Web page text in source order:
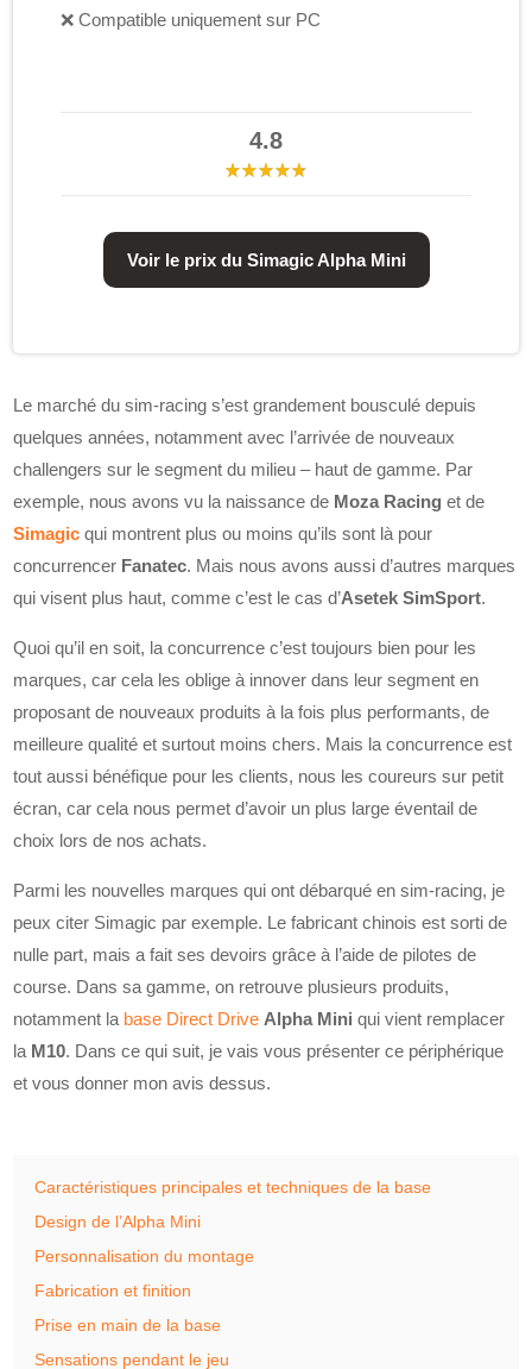
❌ Compatible uniquement sur PC
4.8
Voir le prix du Simagic Alpha Mini
Le marché du sim-racing s’est grandement bousculé depuis
quelques années, notamment avec l’arrivée de nouveaux
challengers sur le segment du milieu – haut de gamme. Par
exemple, nous avons vu la naissance de Moza Racing et de
Simagic qui montrent plus ou moins qu’ils sont là pour
concurrencer Fanatec. Mais nous avons aussi d’autres marques
qui visent plus haut, comme c’est le cas d’Asetek SimSport.
Quoi qu’il en soit, la concurrence c’est toujours bien pour les
marques, car cela les oblige à innover dans leur segment en
proposant de nouveaux produits à la fois plus performants, de
meilleure qualité et surtout moins chers. Mais la concurrence est
tout aussi bénéfique pour les clients, nous les coureurs sur petit
écran, car cela nous permet d’avoir un plus large éventail de
choix lors de nos achats.
Parmi les nouvelles marques qui ont débarqué en sim-racing, je
peux citer Simagic par exemple. Le fabricant chinois est sorti de
nulle part, mais a fait ses devoirs grâce à l’aide de pilotes de
course. Dans sa gamme, on retrouve plusieurs produits,
notamment la base Direct Drive Alpha Mini qui vient remplacer
la M10. Dans ce qui suit, je vais vous présenter ce périphérique
et vous donner mon avis dessus.
Caractéristiques principales et techniques de la base
Design de l’Alpha Mini
Personnalisation du montage
Fabrication et finition
Prise en main de la base
Sensations pendant le jeu